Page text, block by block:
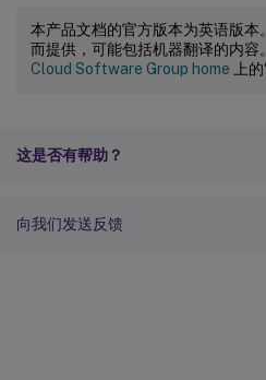
D01 XDT_PLT_UD
本产品文档的官方版本为英语版
而提供，可能包括机器翻译的内容
Cloud Software Group home 上
这是否有帮助？
向我们发送反馈